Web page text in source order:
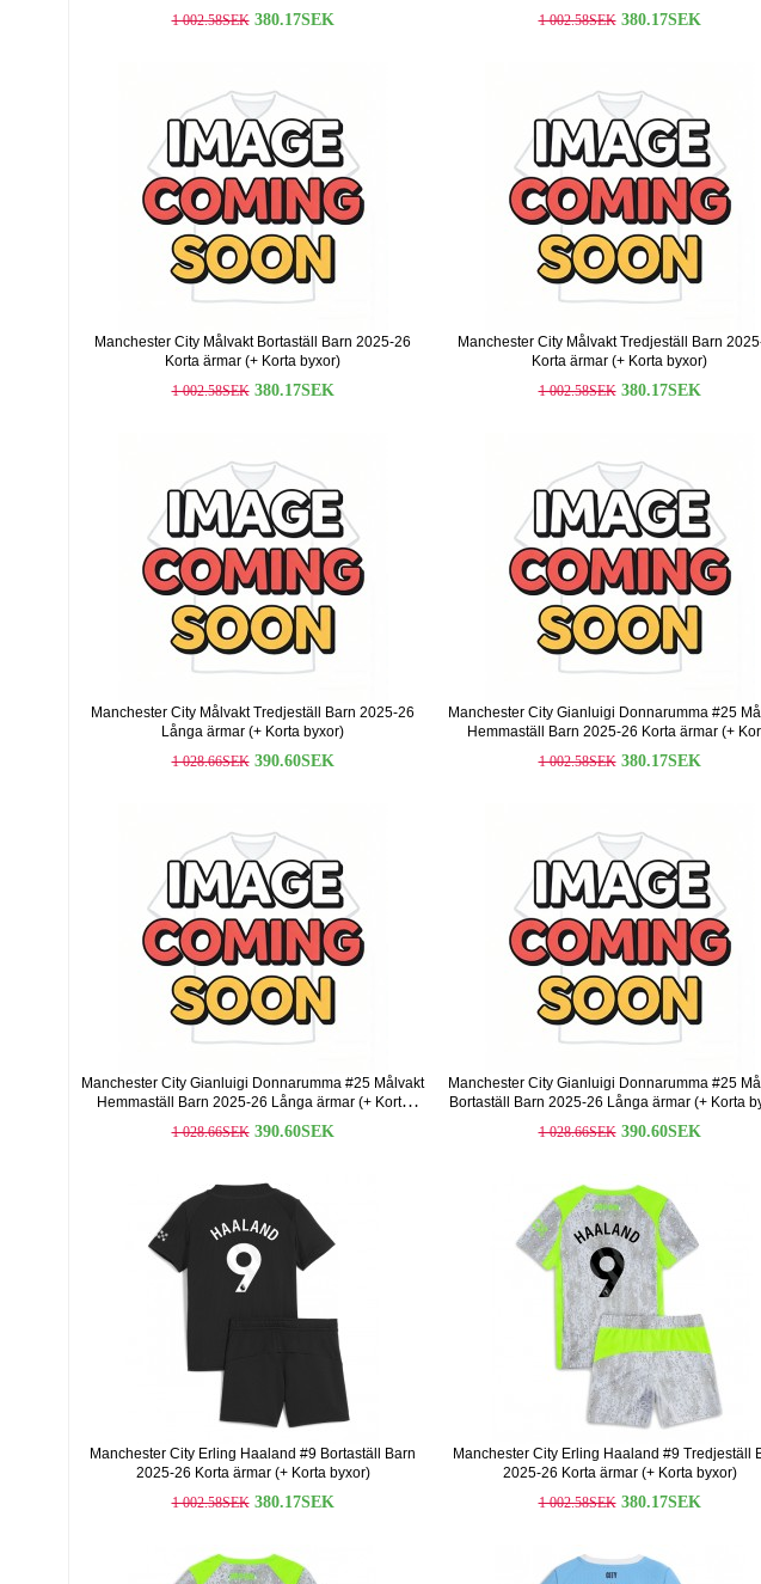
1 002.58SEK 380.17SEK
1 002.58SEK 380.17SEK
Manchester City Målvakt Bortaställ Barn 2025-26
Korta ärmar (+ Korta byxor)
1 002.58SEK 380.17SEK
Manchester City Målvakt Tredjeställ Barn
Korta ärmar (+ Korta byxor)
1 002.58SEK 380.17SEK
Manchester City Målvakt Tredjeställ Barn 2025-26
Långa ärmar (+ Korta byxor)
1 028.66SEK 390.60SEK
Manchester City Gianluigi Donnarumma #25
Hemmaställ Barn 2025-26 Korta ärmar (+
byxor)
1 002.58SEK 380.17SEK
Manchester City Gianluigi Donnarumma #25 Målvakt
Hemmaställ Barn 2025-26 Långa ärmar (+ Korta
byxor)
1 028.66SEK 390.60SEK
Manchester City Gianluigi Donnarumma #25
Bortaställ Barn 2025-26 Långa ärmar (+ Korta
1 028.66SEK 390.60SEK
Manchester City Erling Haaland #9 Bortaställ Barn
2025-26 Korta ärmar (+ Korta byxor)
1 002.58SEK 380.17SEK
Manchester City Erling Haaland #9 Tredjeställ
2025-26 Korta ärmar (+ Korta byxor)
1 002.58SEK 380.17SEK